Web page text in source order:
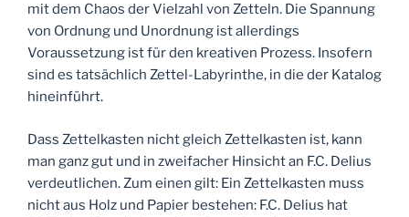
mit dem Chaos der Vielzahl von Zetteln. Die Spannung
von Ordnung und Unordnung ist allerdings
Voraussetzung ist für den kreativen Prozess. Insofern
sind es tatsächlich Zettel-Labyrinthe, in die der Katalog
hineinführt.
Dass Zettelkasten nicht gleich Zettelkasten ist, kann
man ganz gut und in zweifacher Hinsicht an F.C. Delius
verdeutlichen. Zum einen gilt: Ein Zettelkasten muss
nicht aus Holz und Papier bestehen: F.C. Delius hat